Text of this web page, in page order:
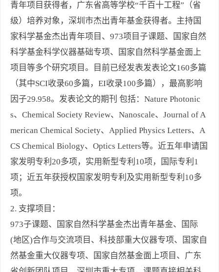
青年项目获得者，广东省高等学校“千百十工程”（省
级）培养对象，深圳市杰出青年基金获得者。主持国
家科学基金杰出青年项目、973项目子课题、国家自然
科学基金科学仪器基础专项、国家自然科学基金面上
项目等多个研究项目。目前已经发表发表论文160多篇
（其中SCI收录60多篇，EI收录100多篇），最高影响
因子29.958。发表论文的期刊 包括：Nature Photonic
s、Chemical Society Review、Nanoscale、Journal of A
merican Chemical Society、Applied Physics Letters、A
CS Chemical Biology、Optics Letters等。近五年申请国
家发明专利20多项，实用新型专利10项，国际专利1
项；近五年获授权国家发明专利及实用新型专利10多
项。
2. 支撑项目：
973子课题、国家自然科学基金杰出青年基金、国际
(地区)合作与交流项目、科技部重大仪器专项、国家自
然基金重大仪器专项、国家自然基金面上项目、广东